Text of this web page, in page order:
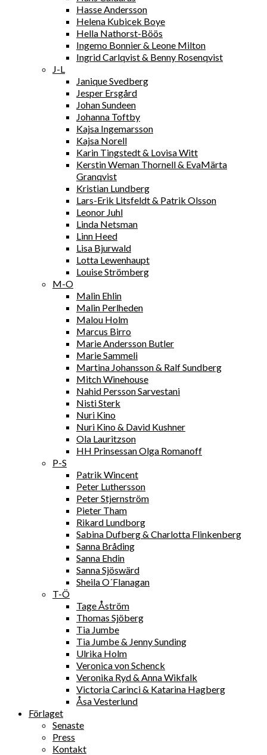
Hasse Andersson
Helena Kubicek Boye
Hella Nathorst-Böös
Ingemo Bonnier & Leone Milton
Ingrid Carlqvist & Benny Rosenqvist
J-L
Janique Svedberg
Jesper Ersgård
Johan Sundeen
Johanna Toftby
Kajsa Ingemarsson
Kajsa Norell
Karin Tingstedt & Lovisa Witt
Kerstin Weman Thornell & EvaMärta
Granqvist
Kristian Lundberg
Lars-Erik Litsfeldt & Patrik Olsson
Leonor Juhl
Linda Netsman
Linn Heed
Lisa Bjurwald
Lotta Lewenhaupt
Louise Strömberg
M-O
Malin Ehlin
Malin Perlheden
Malou Holm
Marcus Birro
Marie Andersson Butler
Marie Sammeli
Martina Johansson & Ralf Sundberg
Mitch Winehouse
Nahid Persson Sarvestani
Nisti Sterk
Nuri Kino
Nuri Kino & David Kushner
Ola Lauritzson
HH Prinsessan Olga Romanoff
P-S
Patrik Wincent
Peter Luthersson
Peter Stjernström
Pieter Tham
Rikard Lundborg
Sabina Dufberg & Charlotta Flinkenberg
Sanna Bråding
Sanna Ehdin
Sanna Sjöswärd
Sheila O´Flanagan
T-Ö
Tage Åström
Thomas Sjöberg
Tia Jumbe
Tia Jumbe & Jenny Sunding
Ulrika Holm
Veronica von Schenck
Veronika Ryd & Anna Wikfalk
Victoria Carinci & Katarina Hagberg
Åsa Vesterlund
Förlaget
Senaste
Press
Kontakt